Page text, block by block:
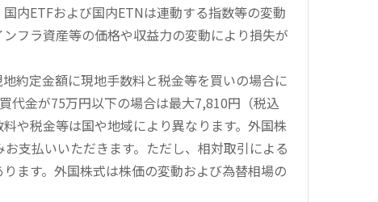
内ETFおよび国内ETNは連動する指数等の変動
フラ資産等の価格や収益力の変動により損失が
約定金額に現地手数料と税金等を買いの場合に
代金が75万円以下の場合は最大7,810円（税込
や税金等は国や地域により異なります。外国株
支払いいただきます。ただし、相対取引による
ます。外国株式は株価の変動および為替相場の